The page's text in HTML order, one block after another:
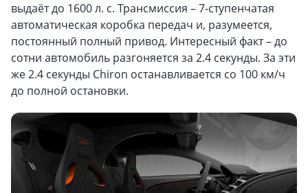
выдаёт до 1600 л. с. Трансмиссия – 7-ступенчатая
автоматическая коробка передач и, разумеется,
постоянный полный привод. Интересный факт – до
сотни автомобиль разгоняется за 2.4 секунды. За эти
же 2.4 секунды Chiron останавливается со 100 км/ч
до полной остановки.